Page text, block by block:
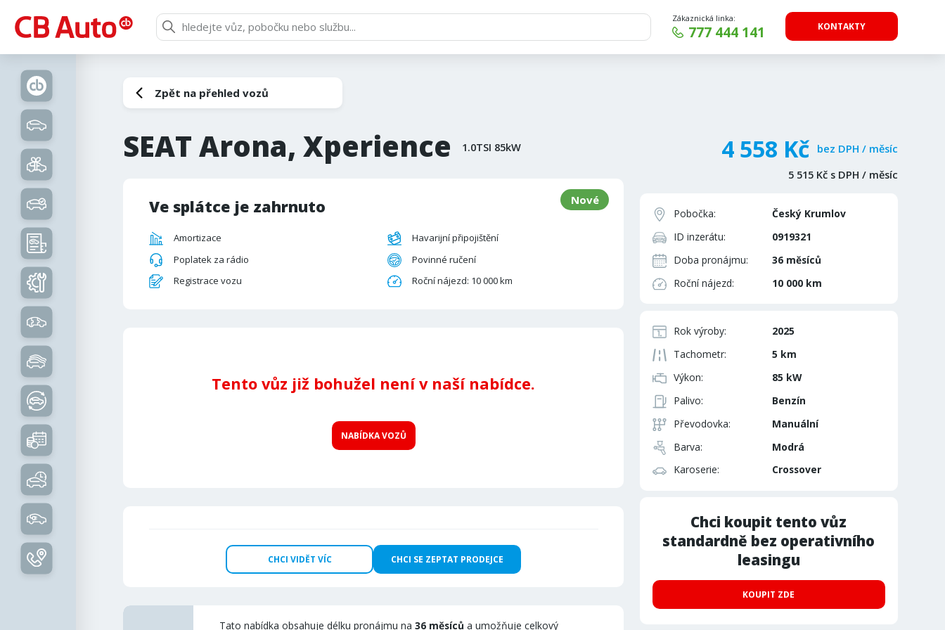
Zákaznická linka:
777 444 141 KONTAKTY
Zpět na přehled vozů
SEAT Arona, Xperience 1.0TSI 85kW 4 558 Kč bez DPH / měsíc
5 515 Kč s DPH / měsíc
Pobočka:
Český Krumlov
ID inzerátu:
0919321
Doba pronájmu:
36 měsíců
Roční nájezd:
10 000 km
Rok výroby:
2025
Tachometr:
5 km
Výkon:
85 kW
Palivo:
Benzín
Převodovka:
Manuální
Barva:
Modrá
Karoserie:
Crossover
Chci koupit tento vůz
standardně bez operativního
leasingu
KOUPIT ZDE
Nové
Ve splátce je zahrnuto
Amortizace
Havarijní připojištění
Poplatek za rádio
Povinné ručení
Registrace vozu
Roční nájezd: 10 000 km
Tento vůz již bohužel není v naší nabídce.
NABÍDKA VOZŮ
CHCI VIDĚT VÍC CHCI SE ZEPTAT PRODEJCE
Tato nabídka obsahuje délku pronájmu na 36 měsíců a umožňuje celkový